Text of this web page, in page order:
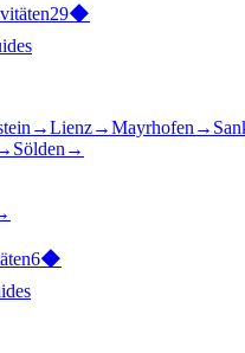
29◆
→Lienz→Mayrhofen →
Sölden →
6◆